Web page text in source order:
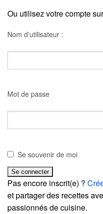
Ou utilisez votre compte
Nom d'utilisateur :
Mot de passe
Se souvenir de moi
Pas encore inscrit(e) ?
et partager des recettes
passionnés de cuisine.